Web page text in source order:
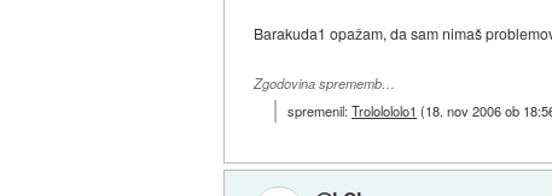
Barakuda1 opažam, da sam nimaš
Zgodovina sprememb…
spremenil:Trololololo1 (18. nov 2006 ob